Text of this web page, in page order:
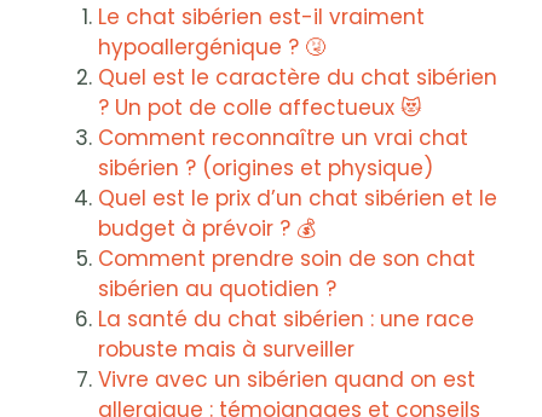
Le chat sibérien est-il vraiment
hypoallergénique ? 🤧
Quel est le caractère du chat sibérien
? Un pot de colle affectueux 😻
Comment reconnaître un vrai chat
sibérien ? (origines et physique)
Quel est le prix d’un chat sibérien et le
budget à prévoir ? 💰
Comment prendre soin de son chat
sibérien au quotidien ?
La santé du chat sibérien : une race
robuste mais à surveiller
Vivre avec un sibérien quand on est
allergique : témoignages et conseils